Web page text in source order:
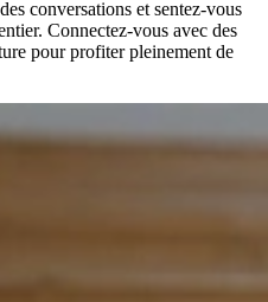
conversations et sentez-vous
Connectez-vous avec des
pour profiter pleinement de